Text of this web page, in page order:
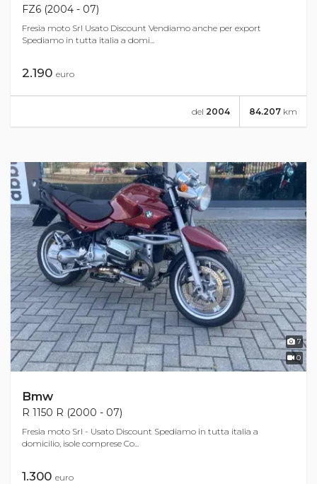
FZ6 (2004 - 07)
Fresia moto Srl Usato Discount Vendiamo anche per export
Spediamo in tutta italia a domi...
2.190 euro
84.207 km
del 2004
7
0
Bmw
R 1150 R (2000 - 07)
Fresia moto Srl - Usato Discount Spediamo in tutta italia a
domicilio, isole comprese Co...
1.300 euro